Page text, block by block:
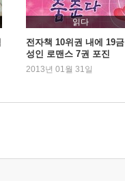
읽다
전자책 10위권 내에 19금
성인 로맨스 7권 포진
2013년 01월 31일